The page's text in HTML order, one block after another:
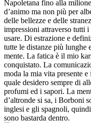
Napoletana fino alla
d’animo ma non più per
delle bellezze e delle
impressioni attraverso tutti
usare. Di estrazione e
tutte le distanze più lunghe
mente. La fatica è il mio
conquistato. La
moda la mia vita presente
quale desidero sempre di
profumi ed i sapori. La
d’altronde si sa, i Borboni
inglesi e gli spagnoli,
sono bastarda dentro.